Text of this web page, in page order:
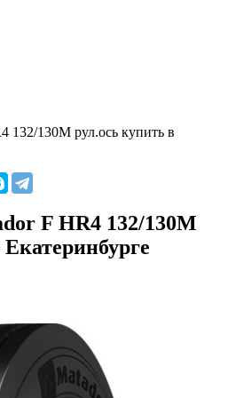
132/130M рул.ось купить в
F HR4 132/130M